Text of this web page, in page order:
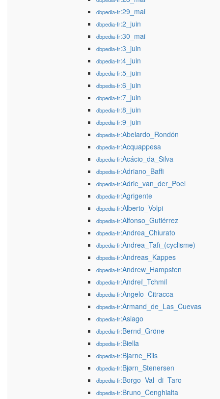
dbpedia-fr:29_mai
dbpedia-fr:2_juin
dbpedia-fr:30_mai
dbpedia-fr:3_juin
dbpedia-fr:4_juin
dbpedia-fr:5_juin
dbpedia-fr:6_juin
dbpedia-fr:7_juin
dbpedia-fr:8_juin
dbpedia-fr:9_juin
dbpedia-fr:Abelardo_Rondón
dbpedia-fr:Acquappesa
dbpedia-fr:Acácio_da_Silva
dbpedia-fr:Adriano_Baffi
dbpedia-fr:Adrie_van_der_Poel
dbpedia-fr:Agrigente
dbpedia-fr:Alberto_Volpi
dbpedia-fr:Alfonso_Gutiérrez
dbpedia-fr:Andrea_Chiurato
dbpedia-fr:Andrea_Tafi_(cyclisme)
dbpedia-fr:Andreas_Kappes
dbpedia-fr:Andrew_Hampsten
dbpedia-fr:Andreï_Tchmil
dbpedia-fr:Angelo_Citracca
dbpedia-fr:Armand_de_Las_Cuevas
dbpedia-fr:Asiago
dbpedia-fr:Bernd_Gröne
dbpedia-fr:Biella
dbpedia-fr:Bjarne_Riis
dbpedia-fr:Bjørn_Stenersen
dbpedia-fr:Borgo_Val_di_Taro
dbpedia-fr:Bruno_Cenghialta